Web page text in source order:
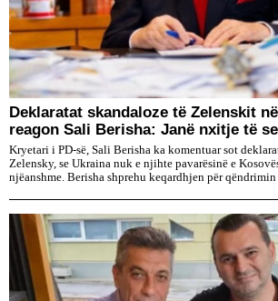
Deklaratat skandaloze të Zelenskit
reagon Sali Berisha: Janë nxitje të
Kryetari i PD-së, Sali Berisha ka komentuar sot
Zelensky, se Ukraina nuk e njihte pavarësinë e
njëanshme. Berisha shprehu keqardhjen për qëndrimin